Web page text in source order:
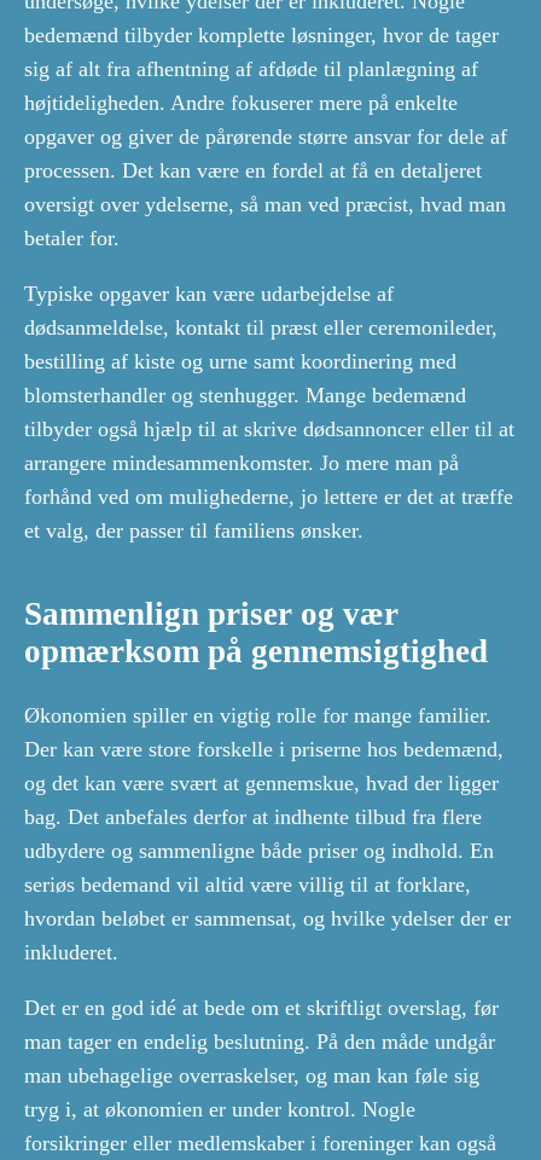
bedemænd tilbyder komplette løsninger, hvor de tager
sig af alt fra afhentning af afdøde til planlægning af
højtideligheden. Andre fokuserer mere på enkelte
opgaver og giver de pårørende større ansvar for dele af
processen. Det kan være en fordel at få en detaljeret
oversigt over ydelserne, så man ved præcist, hvad man
betaler for.
Typiske opgaver kan være udarbejdelse af
dødsanmeldelse, kontakt til præst eller ceremonileder,
bestilling af kiste og urne samt koordinering med
blomsterhandler og stenhugger. Mange bedemænd
tilbyder også hjælp til at skrive dødsannoncer eller til at
arrangere mindesammenkomster. Jo mere man på
forhånd ved om mulighederne, jo lettere er det at træffe
et valg, der passer til familiens ønsker.
Sammenlign priser og vær
opmærksom på gennemsigtighed
Økonomien spiller en vigtig rolle for mange familier.
Der kan være store forskelle i priserne hos bedemænd,
og det kan være svært at gennemskue, hvad der ligger
bag. Det anbefales derfor at indhente tilbud fra flere
udbydere og sammenligne både priser og indhold. En
seriøs bedemand vil altid være villig til at forklare,
hvordan beløbet er sammensat, og hvilke ydelser der er
inkluderet.
Det er en god idé at bede om et skriftligt overslag, før
man tager en endelig beslutning. På den måde undgår
man ubehagelige overraskelser, og man kan føle sig
tryg i, at økonomien er under kontrol. Nogle
forsikringer eller medlemskaber i foreninger kan også